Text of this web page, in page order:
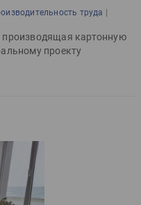
труда |
производящая картонную
проекту